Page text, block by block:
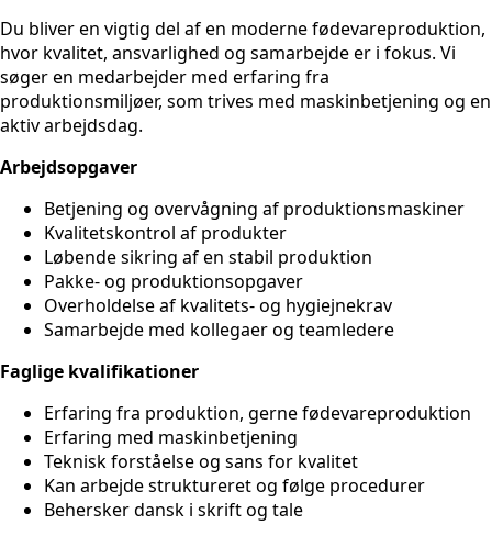
Du bliver en vigtig del af en moderne fødevareproduktion,
hvor kvalitet, ansvarlighed og samarbejde er i fokus. Vi
søger en medarbejder med erfaring fra
produktionsmiljøer, som trives med maskinbetjening og en
aktiv arbejdsdag.
Arbejdsopgaver
Betjening og overvågning af produktionsmaskiner
Kvalitetskontrol af produkter
Løbende sikring af en stabil produktion
Pakke- og produktionsopgaver
Overholdelse af kvalitets- og hygiejnekrav
Samarbejde med kollegaer og teamledere
Faglige kvalifikationer
Erfaring fra produktion, gerne fødevareproduktion
Erfaring med maskinbetjening
Teknisk forståelse og sans for kvalitet
Kan arbejde struktureret og følge procedurer
Behersker dansk i skrift og tale